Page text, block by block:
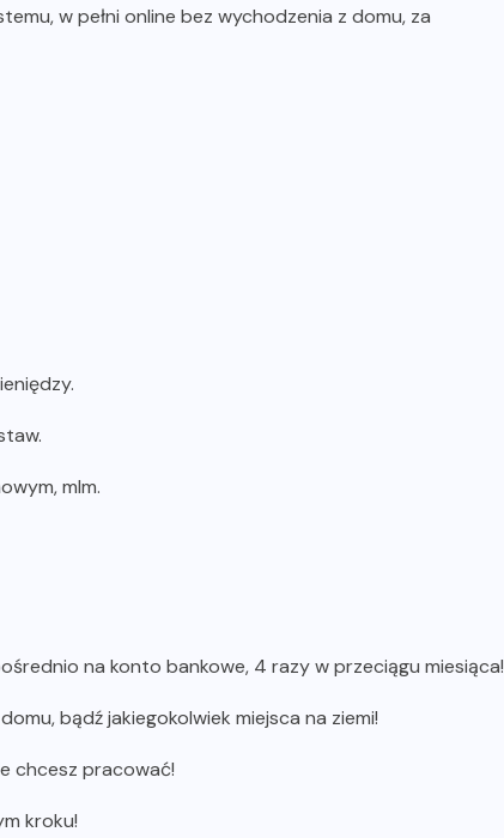
w pełni online bez wychodzenia z domu, za
mlm.
na konto bankowe, 4 razy w przeciągu miesiąca!
bądź jakiegokolwiek miejsca na ziemi!
chcesz pracować!
kroku!